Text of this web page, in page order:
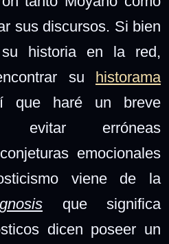
sus discursos. Si bien
su historia en la red,
su historama
que haré un breve
evitar erróneas
emocionales
viene de la
gnosis que significa
dicen poseer un